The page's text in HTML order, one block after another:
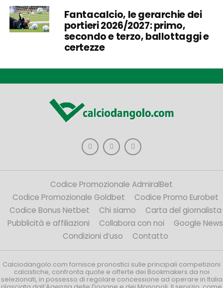
Fantacalcio, le gerarchie dei
portieri 2026/2027: primo,
secondo e terzo, ballottaggi e
certezze
Codice Promozionale AdmiralBet
Codice Promozionale Goldbet
Codice Promo Eurobet
Codice Bonus Netbet
Chi siamo
Carta del giornalista
Pubblicità e affiliazioni
Collabora con noi
Google News
Condizioni d’uso
Contatto
Calciodangolo.com fornisce pronostici sulle principali competizioni
calcistiche, confronta quote e offerte dei Bookmakers da noi
selezionati, in possesso di regolare concessione ad operare in Italia